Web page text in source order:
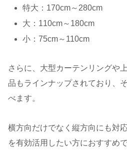
特大：170cm～280cm
大：110cm～180cm
小：75cm～110cm
さらに、大型カーテンリングや
品もラインナップされており、
べます。
横方向だけでなく縦方向にも対
を有効活用したい方におすすめで